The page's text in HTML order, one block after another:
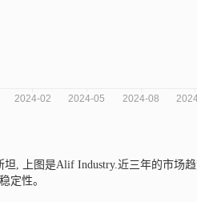
坦,
上图是Alif Industry.近三年的市场
定性。